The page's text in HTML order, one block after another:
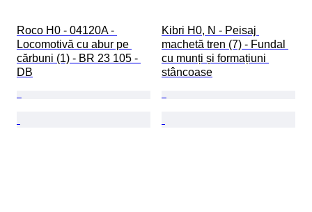
Roco H0 - 04120A -
Locomotivă cu abur pe
cărbuni (1) - BR 23 105 -
DB
Kibri H0, N - Peisaj
machetă tren (7) - Fundal
cu munți și formațiuni
stâncoase